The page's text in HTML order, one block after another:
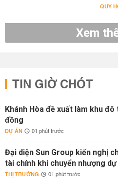
QUY
Xem
TIN GIỜ CHÓT
Khánh Hòa đề xuất làm khu đô
đồng
DỰ ÁN 01 phút trước
Đại diện Sun Group kiến nghị
tài chính khi chuyển nhượng dự
THỊ TRƯỜNG 01 phút trước